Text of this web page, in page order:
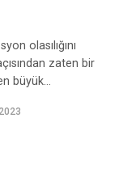
olasılığını
zaten bir
büyük…